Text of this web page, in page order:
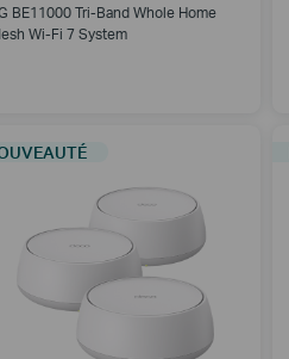
BE11000 Tri-Band Whole Home
Wi-Fi 7 System